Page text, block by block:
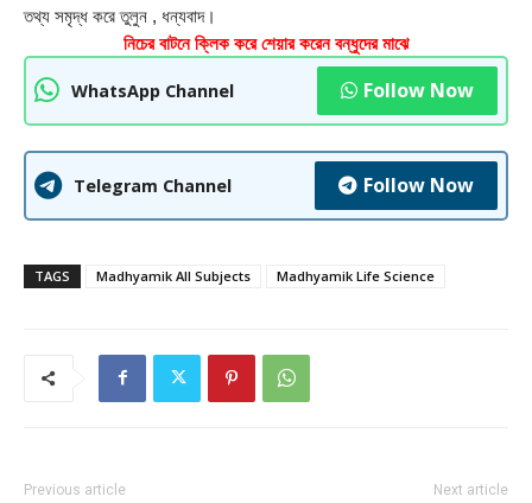
তথ্য সমৃদ্ধ করে তুলুন , ধন্যবাদ।
নিচের বাটনে ক্লিক করে শেয়ার করেন বন্ধুদের মাঝে
WhatsApp Channel Follow Now
Telegram Channel Follow Now
TAGS Madhyamik All Subjects Madhyamik Life Science
Previous article Next article